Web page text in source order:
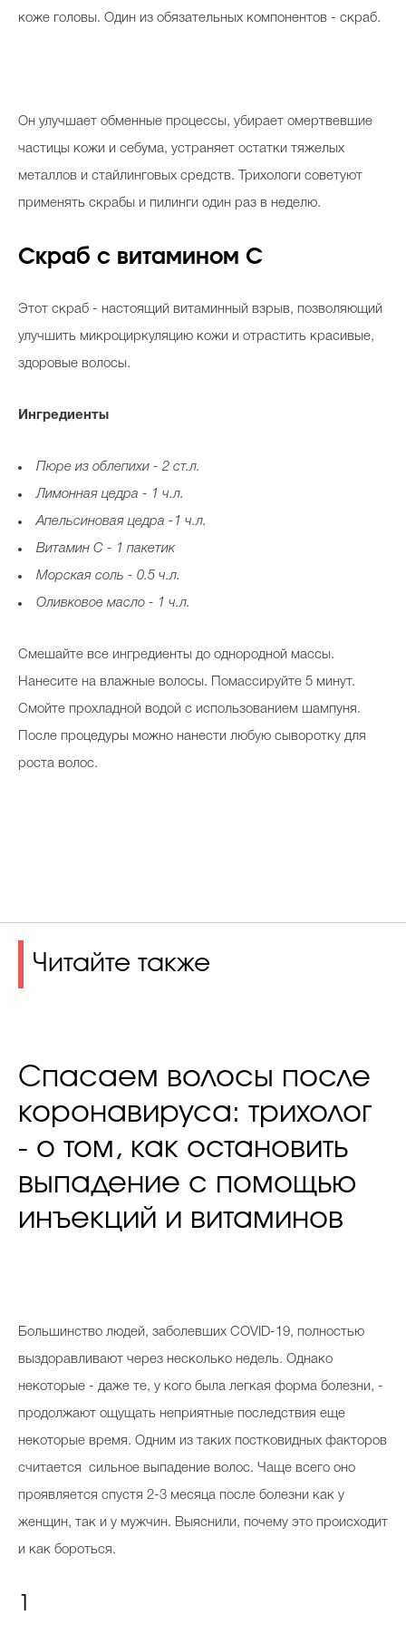
коже головы. Один из обязательных компонентов - скраб.
Он улучшает обменные процессы, убирает омертвевшие
частицы кожи и себума, устраняет остатки тяжелых
металлов и стайлинговых средств. Трихологи советуют
применять скрабы и пилинги один раз в неделю.
Скраб с витамином С
Этот скраб - настоящий витаминный взрыв, позволяющий
улучшить микроциркуляцию кожи и отрастить красивые,
здоровые волосы.
Ингредиенты
Пюре из облепихи - 2 ст.л.
Лимонная цедра - 1 ч.л.
Апельсиновая цедра -1 ч.л.
Витамин С - 1 пакетик
Морская соль - 0.5 ч.л.
Оливковое масло - 1 ч.л.
Смешайте все ингредиенты до однородной массы.
Нанесите на влажные волосы. Помассируйте 5 минут.
Смойте прохладной водой с использованием шампуня.
После процедуры можно нанести любую сыворотку для
роста волос.
Читайте также
Спасаем волосы после
коронавируса: трихолог
- о том, как остановить
выпадение с помощью
инъекций и витаминов
Большинство людей, заболевших COVID-19, полностью
выздоравливают через несколько недель. Однако
некоторые - даже те, у кого была легкая форма болезни, -
продолжают ощущать неприятные последствия еще
некоторые время. Одним из таких постковидных факторов
считается сильное выпадение волос. Чаще всего оно
проявляется спустя 2-3 месяца после болезни как у
женщин, так и у мужчин. Выяснили, почему это происходит
и как бороться.